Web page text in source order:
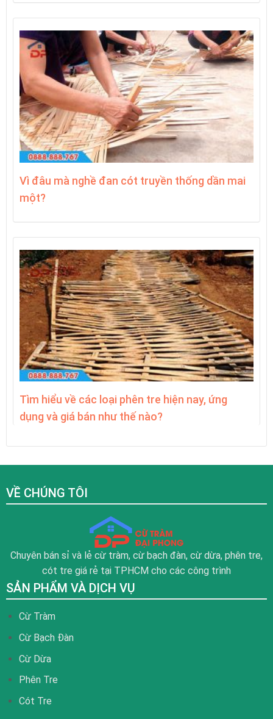
Vì đâu mà nghề đan cót truyền thống dần mai
một?
Tìm hiểu về các loại phên tre hiện nay, ứng
dụng và giá bán như thế nào?
VỀ CHÚNG TÔI
Chuyên bán sỉ và lẻ cừ tràm, cừ bạch đàn, cừ dừa, phên tre,
cót tre giá rẻ tại TPHCM cho các công trình
SẢN PHẨM VÀ DỊCH VỤ
Cừ Tràm
Cừ Bạch Đàn
Cừ Dừa
Phên Tre
Cót Tre